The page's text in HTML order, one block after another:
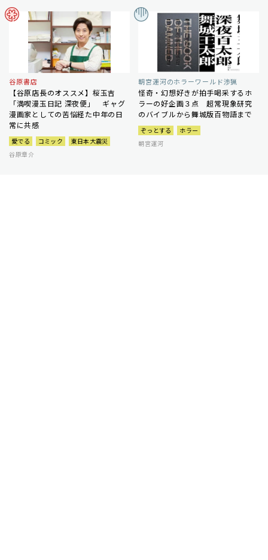
谷原書店
【谷原店長のオススメ】桜玉吉
「満喫漫玉日記 深夜便」 ギャグ
漫画家としての苦悩経た中年の日
常に共感
愛でる コミック
東日本大震災
谷原章介
朝宮運河のホラーワールド渉猟
怪奇・幻想好きが拍手喝采するホ
ラーの好企画３点 超常現象研究
のバイブルから舞城版百物語まで
ぞっとする
ホラー
朝宮運河